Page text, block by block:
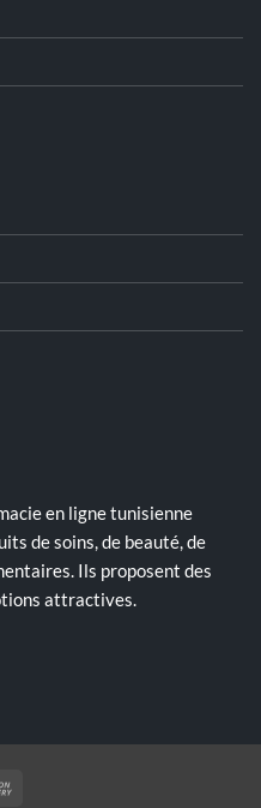
en ligne tunisienne
de soins, de beauté, de
Ils proposent des
attractives.